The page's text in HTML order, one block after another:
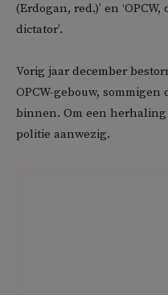
(Erdogan, red.)’ en
dictator’.
Vorig jaar december
OPCW-gebouw,
binnen. Om een herhaling
politie aanwezig.